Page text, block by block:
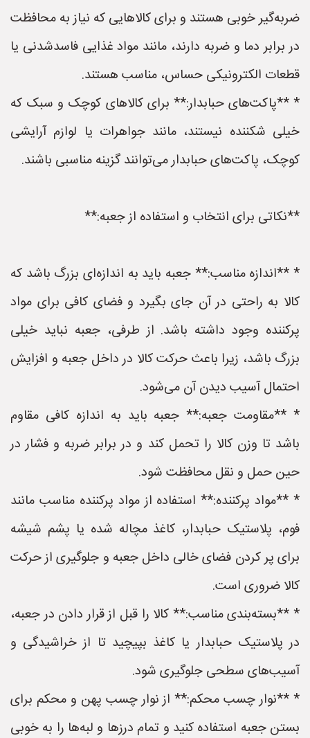
ضربه‌گیر خوبی هستند و برای کالاهایی که نیاز به محافظت
در برابر دما و ضربه دارند، مانند مواد غذایی فاسدشدنی یا
قطعات الکترونیکی حساس، مناسب هستند.
* **پاکت‌های حبابدار:** برای کالاهای کوچک و سبک که
خیلی شکننده نیستند، مانند جواهرات یا لوازم آرایشی
کوچک، پاکت‌های حبابدار می‌توانند گزینه مناسبی باشند.
**نکاتی برای انتخاب و استفاده از جعبه:**
* **اندازه مناسب:** جعبه باید به اندازه‌ای بزرگ باشد که
کالا به راحتی در آن جای بگیرد و فضای کافی برای مواد
پرکننده وجود داشته باشد. از طرفی، جعبه نباید خیلی
بزرگ باشد، زیرا باعث حرکت کالا در داخل جعبه و افزایش
احتمال آسیب دیدن آن می‌شود.
* **مقاومت جعبه:** جعبه باید به اندازه کافی مقاوم
باشد تا وزن کالا را تحمل کند و در برابر ضربه و فشار در
حین حمل و نقل محافظت شود.
* **مواد پرکننده:** استفاده از مواد پرکننده مناسب مانند
فوم، پلاستیک حبابدار، کاغذ مچاله شده یا پشم شیشه
برای پر کردن فضای خالی داخل جعبه و جلوگیری از حرکت
کالا ضروری است.
* **بسته‌بندی مناسب:** کالا را قبل از قرار دادن در جعبه،
در پلاستیک حبابدار یا کاغذ بپیچید تا از خراشیدگی و
آسیب‌های سطحی جلوگیری شود.
* **نوار چسب محکم:** از نوار چسب پهن و محکم برای
بستن جعبه استفاده کنید و تمام درزها و لبه‌ها را به خوبی